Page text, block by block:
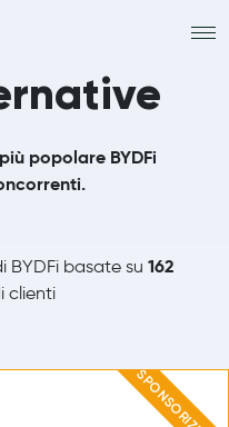
popolare BYDFi
basate su 162
clienti